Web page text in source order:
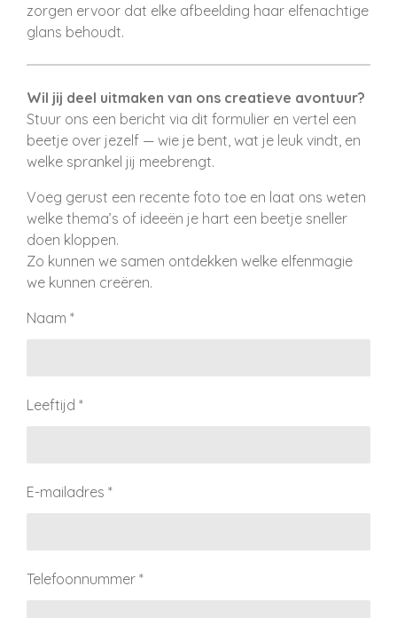
zorgen ervoor dat elke afbeelding haar elfenachtige
glans behoudt.
Wil jij deel uitmaken van ons creatieve avontuur?
Stuur ons een bericht via dit formulier en vertel een
beetje over jezelf — wie je bent, wat je leuk vindt, en
welke sprankel jij meebrengt.
Voeg gerust een recente foto toe en laat ons weten
welke thema’s of ideeën je hart een beetje sneller
doen kloppen.
Zo kunnen we samen ontdekken welke elfenmagie
we kunnen creëren.
Naam *
Leeftijd *
E-mailadres *
Telefoonnummer *